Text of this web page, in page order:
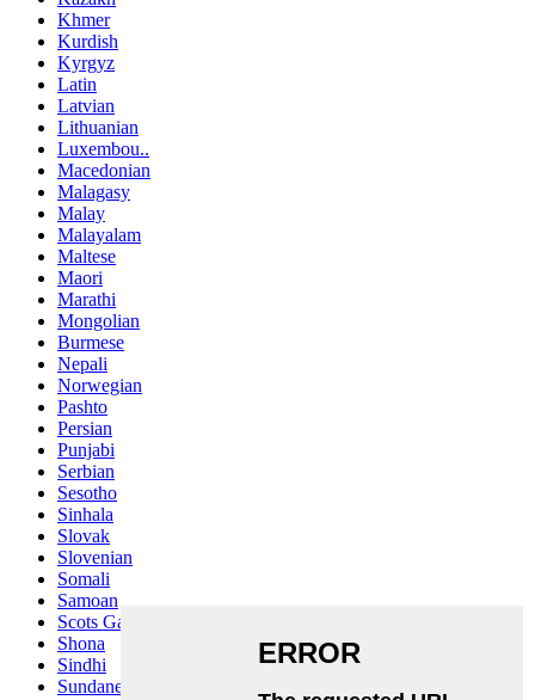
Khmer
Kurdish
Kyrgyz
Latin
Latvian
Lithuanian
Luxembou..
Macedonian
Malagasy
Malay
Malayalam
Maltese
Maori
Marathi
Mongolian
Burmese
Nepali
Norwegian
Pashto
Persian
Punjabi
Serbian
Sesotho
Sinhala
Slovak
Slovenian
Somali
Samoan
Scots Gaelic
Shona
Sindhi
Sundanese